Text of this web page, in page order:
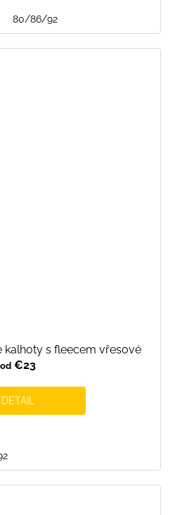
80/86/92
kalhoty s fleecem vřesové
od€23
DETAIL